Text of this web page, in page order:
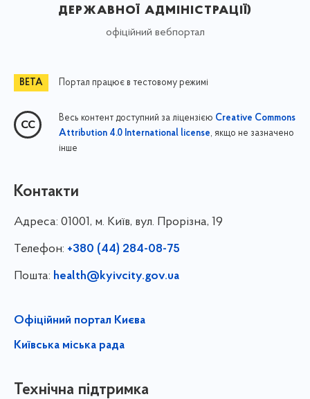
державної адміністрації)
офіційний вебпортал
Портал працює в тестовому режимі
Весь контент доступний за ліцензією Creative Commons
Attribution 4.0 International license, якщо не зазначено
інше
Контакти
Адреса: 01001, м. Київ, вул. Прорізна, 19
Телефон: +380 (44) 284-08-75
Пошта: health@kyivcity.gov.ua
Офіційний портал Києва
Київська міська рада
Технічна підтримка